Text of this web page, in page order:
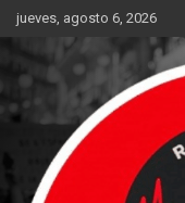
Saltar
al
contenido
jueves, agosto 6, 2026